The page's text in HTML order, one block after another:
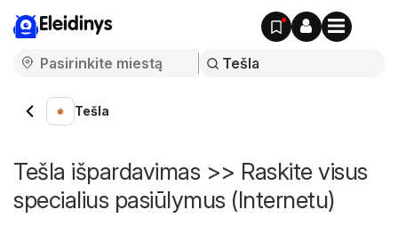
Eleidinys
Tešla
Tešla išpardavimas >> Raskite visus
specialius pasiūlymus (Internetu)